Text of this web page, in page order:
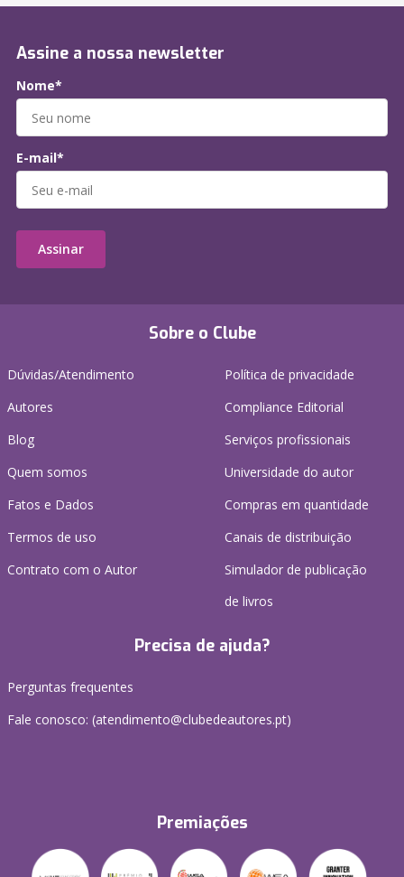
Sobre o Clube
Dúvidas/Atendimento
Autores
Blog
Quem somos
Fatos e Dados
Termos de uso
Contrato com o Autor
Política de privacidade
Compliance Editorial
Serviços profissionais
Universidade do autor
Compras em quantidade
Canais de distribuição
Simulador de publicação
de livros
Precisa de ajuda?
Perguntas frequentes
Fale conosco: (atendimento@clubedeautores.pt)
Premiações
Assine a nossa newsletter
Nome*
E-mail*
Assinar